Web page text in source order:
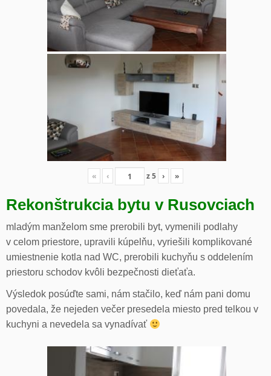
« ‹ z5 › »
Rekonštrukcia bytu v Rusovciach
mladým manželom sme prerobili byt, vymenili podlahy
v celom priestore, upravili kúpelňu, vyriešili komplikované
umiestnenie kotla nad WC, prerobili kuchyňu s oddelením
priestoru schodov kvôli bezpečnosti dieťaťa.
Výsledok posúďte sami, nám stačilo, keď nám pani domu
povedala, že nejeden večer presedela miesto pred telkou v
kuchyni a nevedela sa vynadívať